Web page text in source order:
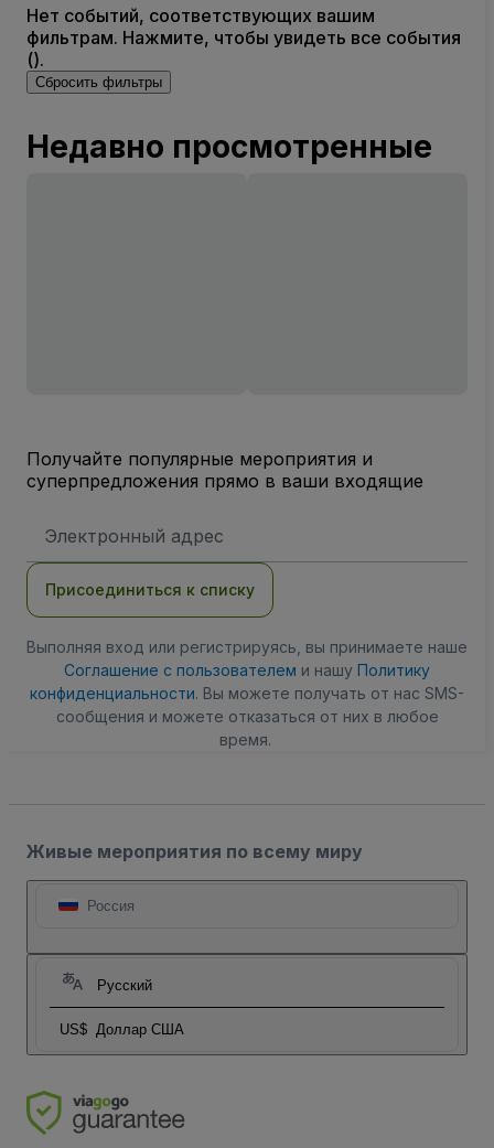
Нет событий, соответствующих вашим
фильтрам. Нажмите, чтобы увидеть все события
().
Сбросить фильтры
Недавно просмотренные
Получайте популярные мероприятия и
суперпредложения прямо в ваши входящие
электронной
Присоединиться к списку
Выполняя вход или регистрируясь, вы принимаете наше
Соглашение с пользователем и нашу Политику
конфиденциальности. Вы можете получать от нас SMS-
сообщения и можете отказаться от них в любое
время.
Живые мероприятия по всему миру
Россия
Русский
US$ Доллар США